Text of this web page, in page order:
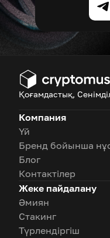
Қоғамдастық,
Компания
Үй
Бренд бойынша
Блог
Контактілер
Жеке пайдалану
Әмиян
Стакинг
Түрлендіргіш